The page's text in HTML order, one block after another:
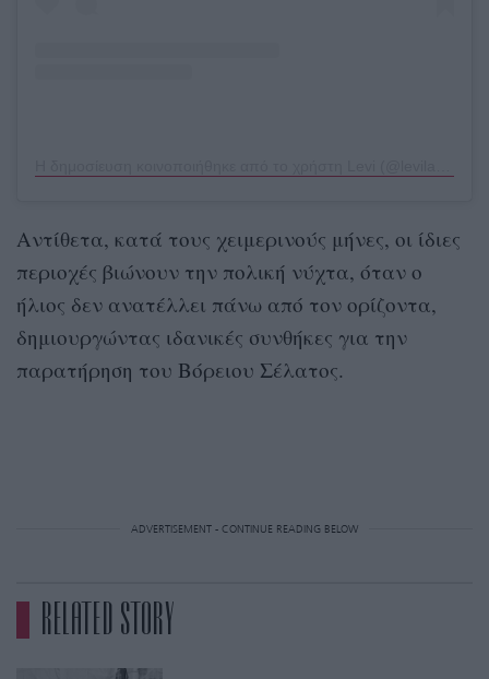
Αντίθετα, κατά τους χειμερινούς μήνες, οι ίδιες
περιοχές βιώνουν την πολική νύχτα, όταν ο
ήλιος δεν ανατέλλει πάνω από τον ορίζοντα,
δημιουργώντας ιδανικές συνθήκες για την
παρατήρηση του Βόρειου Σέλατος.
ADVERTISEMENT - CONTINUE READING BELOW
RELATED STORY